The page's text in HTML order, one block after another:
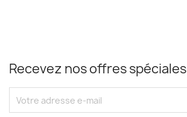
Recevez nos offres spéciales